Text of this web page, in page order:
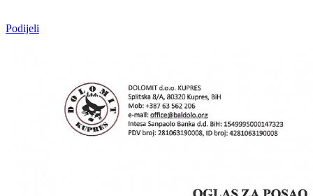
Podijeli